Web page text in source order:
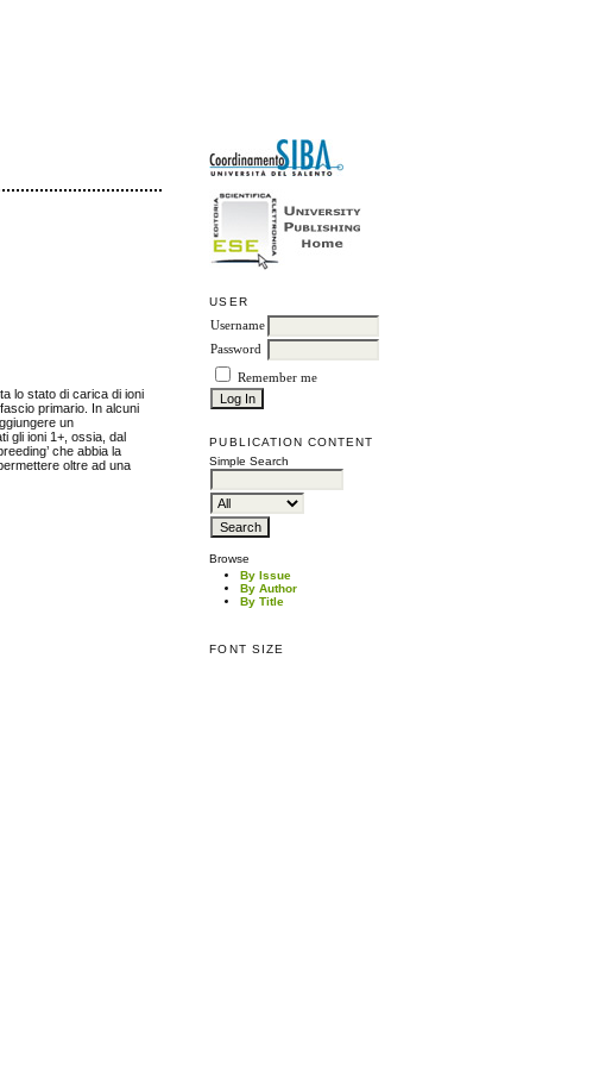
USER
Username
Password
Remember me
PUBLICATION CONTENT
Simple Search
Browse
By Issue
By Author
By Title
FONT SIZE
lo stato di carica di ioni
primario. In alcuni
un
gli ioni 1+, ossia, dal
che abbia la
oltre ad una